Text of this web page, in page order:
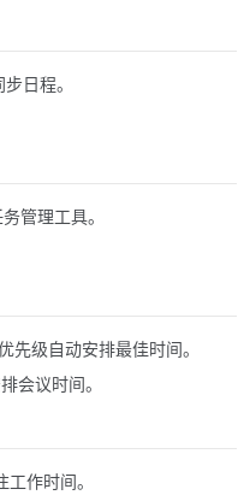
日程。
管理工具。
级自动安排最佳时间。
会议时间。
作时间。